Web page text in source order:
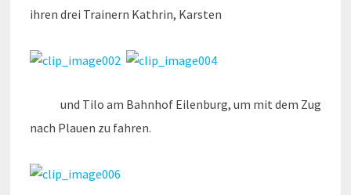
ihren drei Trainern Kathrin, Karsten
und Tilo am Bahnhof Eilenburg, um mit dem Zug
nach Plauen zu fahren.